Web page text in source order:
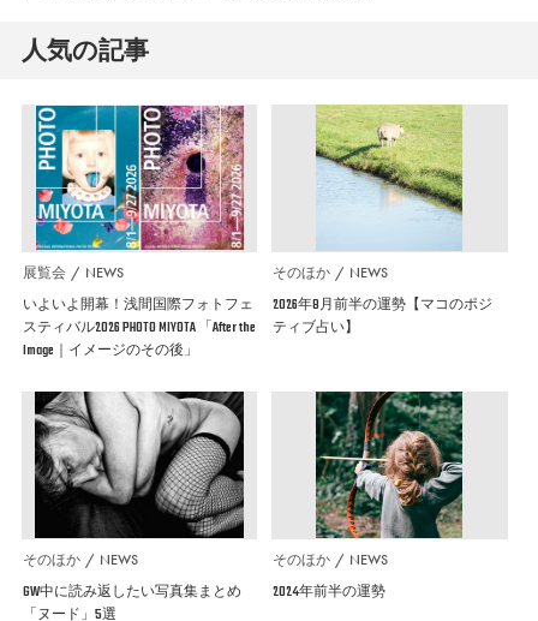
人気の記事
展覧会 NEWS
いよいよ開幕！浅間国際フォトフェ
スティバル2026 PHOTO MIYOTA 「After the
Image｜イメージのその後」
そのほか NEWS
2026年8月前半の運勢【マコのポジ
ティブ占い】
そのほか NEWS
GW中に読み返したい写真集まとめ
「ヌード」5選
そのほか NEWS
2024年前半の運勢